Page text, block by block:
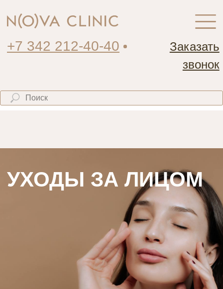
Регулярный уход за кожей - это база,
которая позволяет ей быть сияющей и